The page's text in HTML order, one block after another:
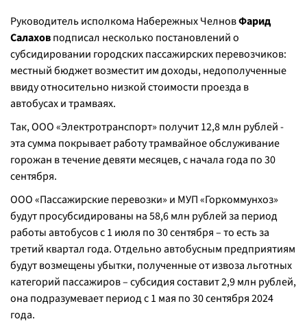
Руководитель исполкома Набережных ЧелновФарид
Салаховподписал несколько постановлений о
субсидировании городских пассажирских перевозчиков:
местный бюджет возместит им доходы, недополученные
ввиду относительно низкой стоимости проезда в
автобусах и трамваях.
Так, ООО «Электротранспорт» получит 12,8 млн рублей -
эта сумма покрывает работу трамвайное обслуживание
горожан в течение девяти месяцев, с начала года по 30
сентября.
ООО «Пассажирские перевозки» и МУП «Горкоммунхоз»
будут просубсидированы на 58,6 млн рублей за период
работы автобусов с 1 июля по 30 сентября – то есть за
третий квартал года. Отдельно автобусным предприятиям
будут возмещены убытки, полученные от извоза льготных
категорий пассажиров – субсидия составит 2,9 млн рублей,
она подразумевает период с 1 мая по 30 сентября 2024
года.